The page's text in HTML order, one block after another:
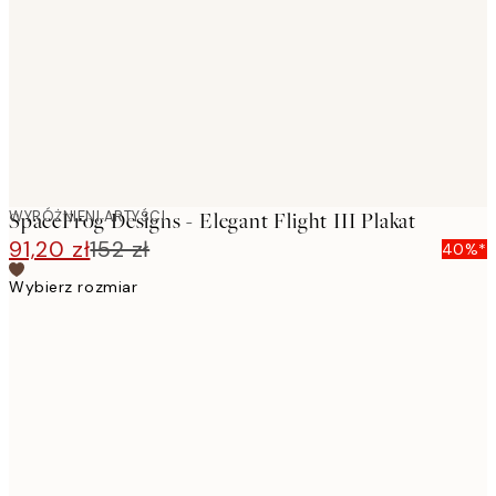
WYRÓŻNIENI ARTYŚCI
SpaceFrog Designs - Elegant Flight III Plakat
91,20 zł152 zł
40%*
Wybierz rozmiar